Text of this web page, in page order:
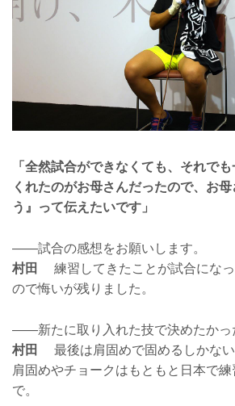
「全然試合ができなくても、それで
くれたのがお母さんだったので、お
う』って伝えたいです」
——試合の感想をお願いします。
村田
練習してきたことが試合にな
ので悔いが残りました。
——新たに取り入れた技で決めたかっ
村田
最後は肩固めで固めるしかない
肩固めやチョークはもともと日本で
で。